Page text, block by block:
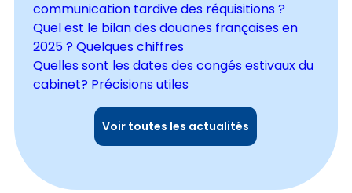
communication tardive des réquisitions ?
Quel est le bilan des douanes françaises en
2025 ? Quelques chiffres
Quelles sont les dates des congés estivaux du
cabinet? Précisions utiles
Voir toutes les actualités